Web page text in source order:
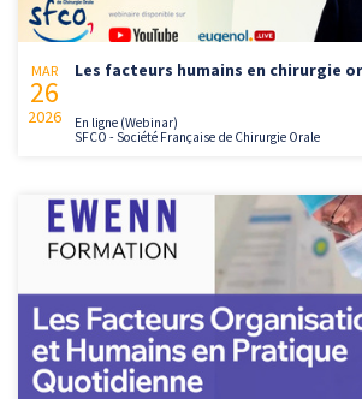
MAR
26
2026
Les facteurs humains en chirurgie
En ligne (Webinar)
SFCO - Société Française de Chirurgie Orale